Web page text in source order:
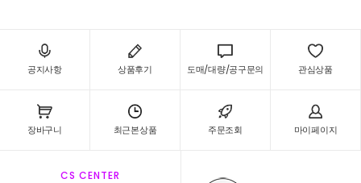
공지사항 상품후기 도매/대량/공구문의 관심상품
장바구니 최근본상품 주문조회 마이페이지
CS CENTER